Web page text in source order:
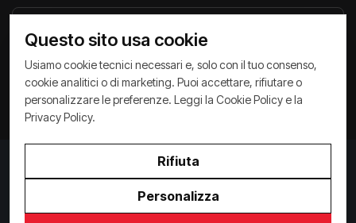
Raccontiamo di Noi Comunicati
Privacy Policy Cookie Policy Archivio News
Privacy Policy/Cookie Policy
Copyright ©2026ValdinievoleSport.it - powered by
Paralleloweb
Questo sito usa cookie
Usiamo cookie tecnici necessari e, solo con il tuo consenso,
cookie analitici o di marketing. Puoi accettare, rifiutare o
personalizzare le preferenze. Leggi la Cookie Policy e la
Privacy Policy.
Rifiuta
Personalizza